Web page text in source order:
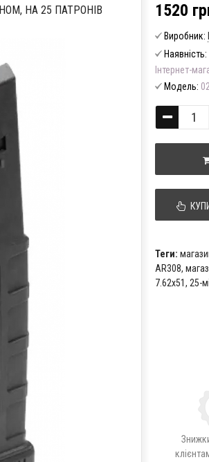
НА 25 ПАТРОНІВ 1520
Виробник:
Наявність:
Інтернет-
Модель:
Теги:
AR308,
7.62х51, 25-